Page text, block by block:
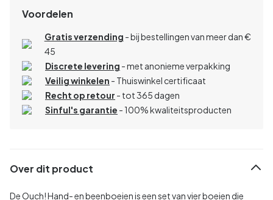
Voordelen
Gratis verzending - bij bestellingen van meer dan €
45
Discrete levering - met anonieme verpakking
Veilig winkelen - Thuiswinkel certificaat
Recht op retour - tot 365 dagen
Sinful's garantie - 100% kwaliteitsproducten
Over dit product
De Ouch! Hand- en beenboeien is een set van vier boeien die